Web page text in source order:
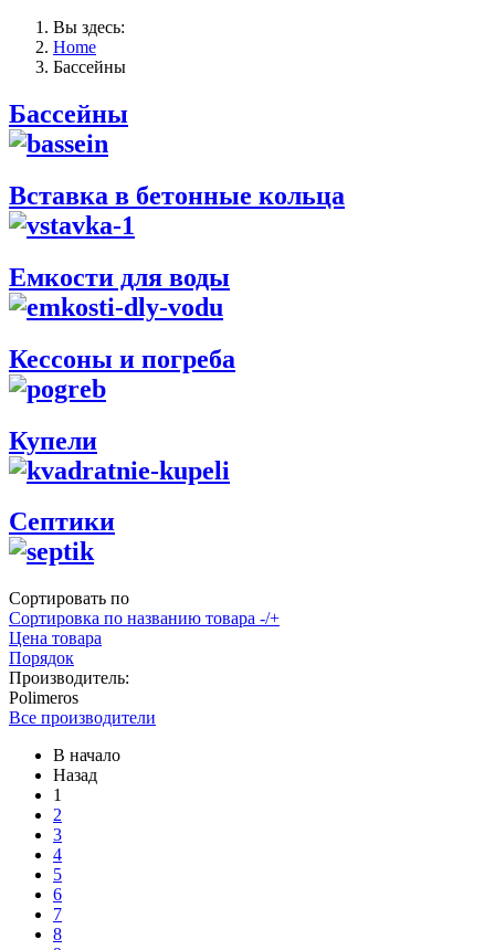
Вы здесь:
Home
Бассейны
Бассейны
Вставка в бетонные кольца
Емкости для воды
Кессоны и погреба
Купели
Септики
Сортировать по
Сортировка по названию товара -/+
Цена товара
Порядок
Производитель:
Polimeros
Все производители
В начало
Назад
1
2
3
4
5
6
7
8